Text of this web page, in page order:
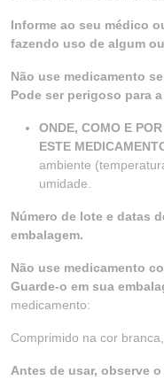
Informe ao seu médico
fazendo uso de algum
Não use medicamento
Pode ser perigoso para
ONDE, COMO E
ESTE
ambiente
umidade.
Número de lote e datas
embalagem.
Não use medicamento
Guarde-o em sua
medicamento:
Comprimido na cor
Antes de usar, observe